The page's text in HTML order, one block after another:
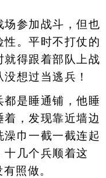
参加战斗，但也
性。平时不打仗的
就得跟着部队上战
想过当逃兵！
是睡通铺，他睡
，发现靠近墙边
巾一截一截连起
十几个兵顺着这
照做。